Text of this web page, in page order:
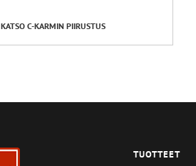
KATSO C-KARMIN PIIRUSTUS
TUOTTEET